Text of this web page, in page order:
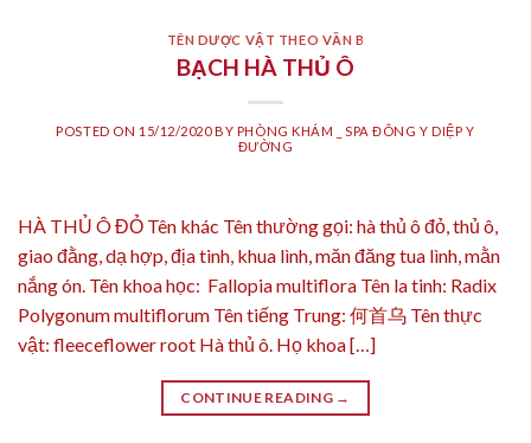
TÊN DƯỢC VẬT THEO VẦN B
BẠCH HÀ THỦ Ô
POSTED ON 15/12/2020BY PHÒNG KHÁM _ SPA ĐÔNG Y DIỆP Y
ĐƯỜNG
HÀ THỦ Ô ĐỎ Tên khác Tên thường gọi: hà thủ ô đỏ, thủ ô,
giao đằng, dạ hợp, địa tinh, khua lình, măn đăng tua lình, mằn
nắng ón. Tên khoa học: Fallopia multiflora Tên la tinh: Radix
Polygonum multiflorum Tên tiếng Trung: 何首乌 Tên thực
vật: fleeceflower root Hà thủ ô. Họ khoa […]
CONTINUE READING →